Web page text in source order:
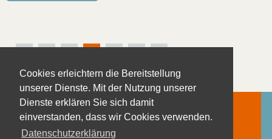
Cookies erleichtern die Bereitstellung
unserer Dienste. Mit der Nutzung unserer
Dienste erklären Sie sich damit
einverstanden, dass wir Cookies verwenden.
Datenschutzerklärung